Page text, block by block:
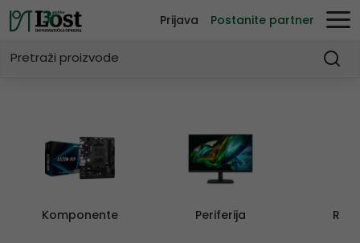
Prijava Postanite partner
Komponente Periferija